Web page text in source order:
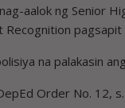
aalok ng Senior
Recognition
na palakasin
Order No. 12,